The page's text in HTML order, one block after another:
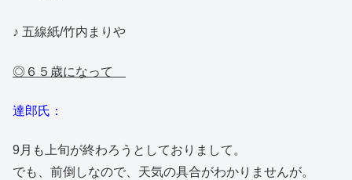
♪ 五線紙/竹内まりや
◎６５歳になって
達郎氏：
9月も上旬が終わろうとしておりまして。
でも、前倒しなので、天気の具合がわかりませんが。